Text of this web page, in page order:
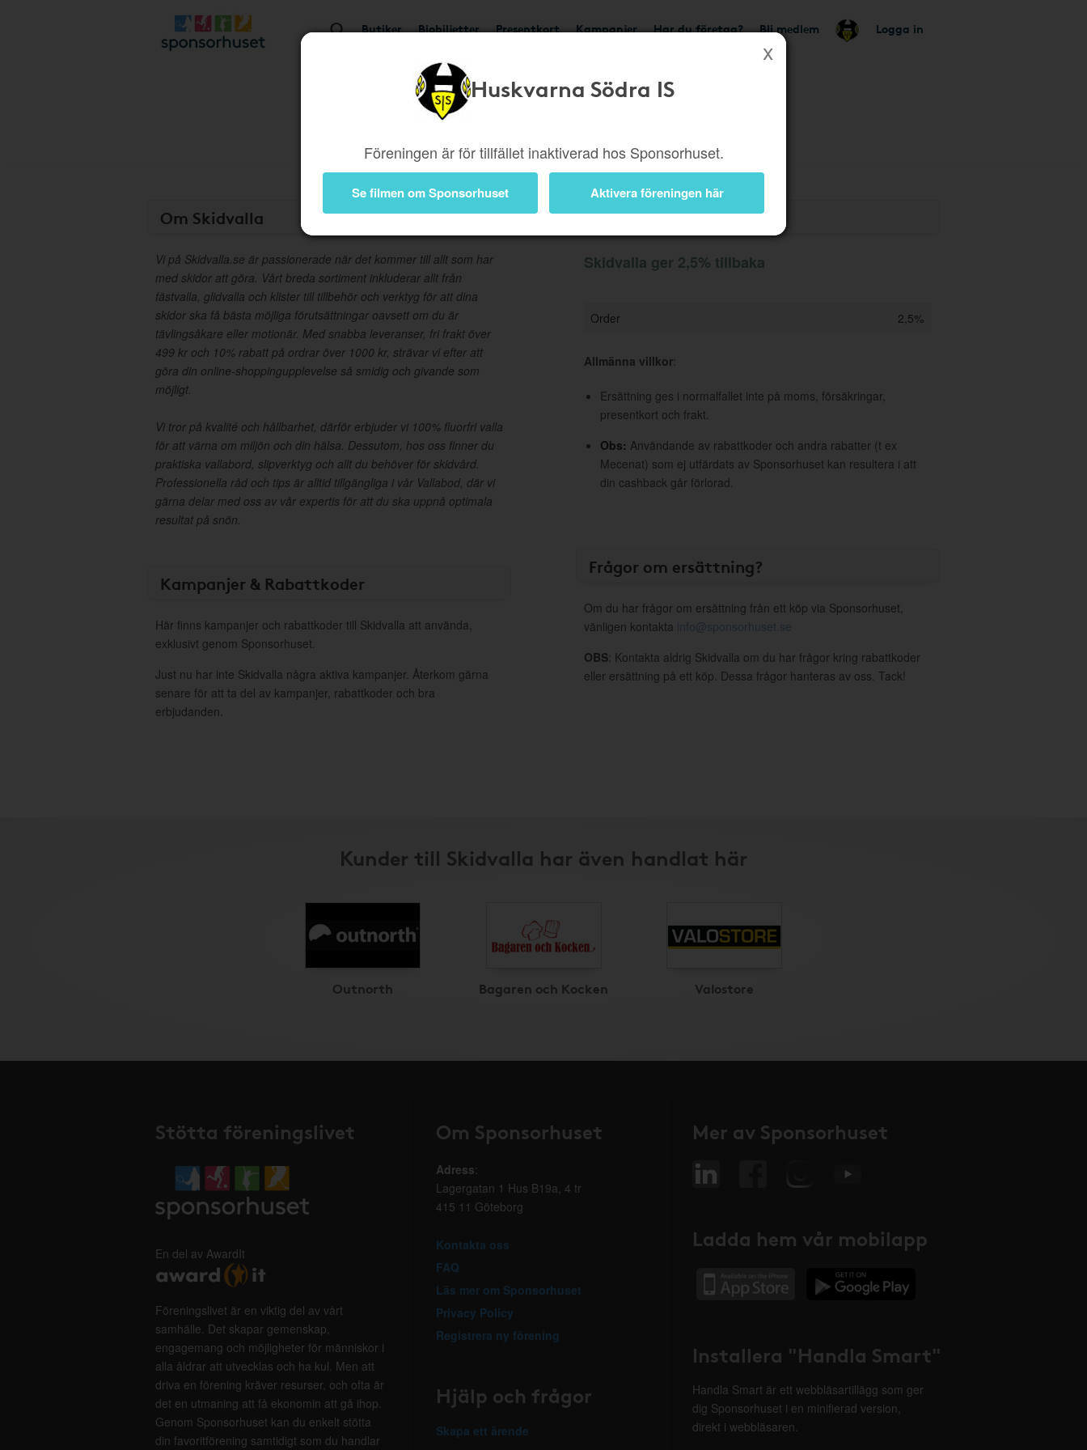
Butiker Biobiljetter Presentkort Kampanjer Har du företag? Bli medlem Logga in
Huskvarna Södra IS
Föreningen är för tillfället inaktiverad hos Sponsorhuset.
Se filmen om Sponsorhuset Aktivera föreningen här
Om Skidvalla
Vi på Skidvalla.se är passionerade när det kommer till allt som har
med skidor att göra. Vårt breda sortiment inkluderar allt från
fästvalla, glidvalla och klister till tillbehör och verktyg för att dina
skidor ska få bästa möjliga förutsättningar oavsett om du är
tävlingsåkare eller motionär. Med snabba leveranser, fri frakt över
499 kr och 10% rabatt på ordrar över 1000 kr, strävar vi efter att
göra din online-shoppingupplevelse så smidig och givande som
möjligt.
Vi tror på kvalité och hållbarhet, därför erbjuder vi 100% fluorfri valla
för att värna om miljön och din hälsa. Dessutom, hos oss finner du
praktiska vallabord, slipverktyg och allt du behöver för skidvård.
Professionella råd och tips är alltid tillgängliga i vår Vallabod, där vi
gärna delar med oss av vår expertis för att du ska uppnå optimala
resultat på snön.
Kampanjer & Rabattkoder
Här finns kampanjer och rabattkoder till Skidvalla att använda,
exklusivt genom Sponsorhuset.
Just nu har inte Skidvalla några aktiva kampanjer. Återkom gärna
senare för att ta del av kampanjer, rabattkoder och bra
erbjudanden.
Information
Skidvalla ger 2,5% tillbaka
Order 2,5%
Allmänna villkor:
Ersättning ges i normalfallet inte på moms, försäkringar,
presentkort och frakt.
Obs: Användande av rabattkoder och andra rabatter (t ex
Mecenat) som ej utfärdats av Sponsorhuset kan resultera i att
din cashback går förlorad.
Frågor om ersättning?
Om du har frågor om ersättning från ett köp via Sponsorhuset,
vänligen kontakta info@sponsorhuset.se
OBS: Kontakta aldrig Skidvalla om du har frågor kring rabattkoder
eller ersättning på ett köp. Dessa frågor hanteras av oss. Tack!
Kunder till Skidvalla har även handlat här
Outnorth Bagaren och Kocken Valostore
Stötta föreningslivet
En del av AwardIt
Föreningslivet är en viktig del av vårt
samhälle. Det skapar gemenskap,
engagemang och möjligheter för människor i
alla åldrar att utvecklas och ha kul. Men att
driva en förening kräver resurser, och ofta är
det en utmaning att få ekonomin att gå ihop.
Genom Sponsorhuset kan du enkelt stötta
din favoritförening samtidigt som du handlar
Om Sponsorhuset
Adress:
Lagergatan 1 Hus B19a, 4 tr
415 11 Göteborg
Kontakta oss
FAQ
Läs mer om Sponsorhuset
Privacy Policy
Registrera ny förening
Hjälp och frågor
Skapa ett ärende
Mer av Sponsorhuset
Ladda hem vår mobilapp
Installera "Handla Smart"
Handla Smart är ett webbläsartillägg som ger
dig Sponsorhuset i en minifierad version,
direkt i webbläsaren.